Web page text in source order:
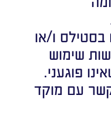
בסטילס ו/או
שימוש
פוגעני.
קשר עם מוקד